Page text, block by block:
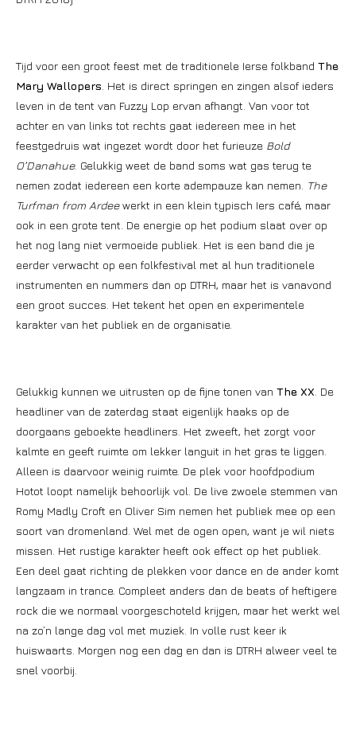
Tijd voor een groot feest met de traditionele Ierse folkband The
Mary Wallopers . Het is direct springen en zingen alsof ieders
leven in de tent van Fuzzy Lop ervan afhangt. Van voor tot
achter en van links tot rechts gaat iedereen mee in het
feestgedruis wat ingezet wordt door het furieuze Bold
O’Danahue. Gelukkig weet de band soms wat gas terug te
nemen zodat iedereen een korte adempauze kan nemen. The
Turfman from Ardeewerkt in een klein typisch Iers café, maar
ook in een grote tent. De energie op het podium slaat over op
het nog lang niet vermoeide publiek. Het is een band die je
eerder verwacht op een folkfestival met al hun traditionele
instrumenten en nummers dan op DTRH, maar het is vanavond
een groot succes. Het tekent het open en experimentele
karakter van het publiek en de organisatie.
Gelukkig kunnen we uitrusten op de fijne tonen van The XX . De
headliner van de zaterdag staat eigenlijk haaks op de
doorgaans geboekte headliners. Het zweeft, het zorgt voor
kalmte en geeft ruimte om lekker languit in het gras te liggen.
Alleen is daarvoor weinig ruimte. De plek voor hoofdpodium
Hotot loopt namelijk behoorlijk vol. De live zwoele stemmen van
Romy Madly Croft en Oliver Sim nemen het publiek mee op een
soort van dromenland. Wel met de ogen open, want je wil niets
missen. Het rustige karakter heeft ook effect op het publiek.
Een deel gaat richting de plekken voor dance en de ander komt
langzaam in trance. Compleet anders dan de beats of heftigere
rock die we normaal voorgeschoteld krijgen, maar het werkt wel
na zo’n lange dag vol met muziek. In volle rust keer ik
huiswaarts. Morgen nog een dag en dan is DTRH alweer veel te
snel voorbij.